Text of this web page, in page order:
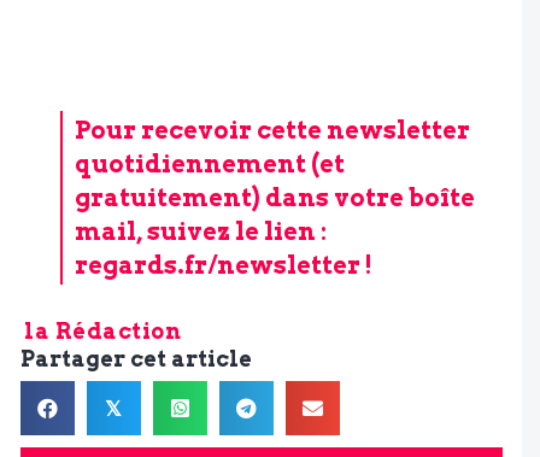
Pour recevoir cette newsletter
quotidiennement (et
gratuitement) dans votre boîte
mail, suivez le lien :
regards.fr/newsletter !
la Rédaction
Partager cet article
𝕏